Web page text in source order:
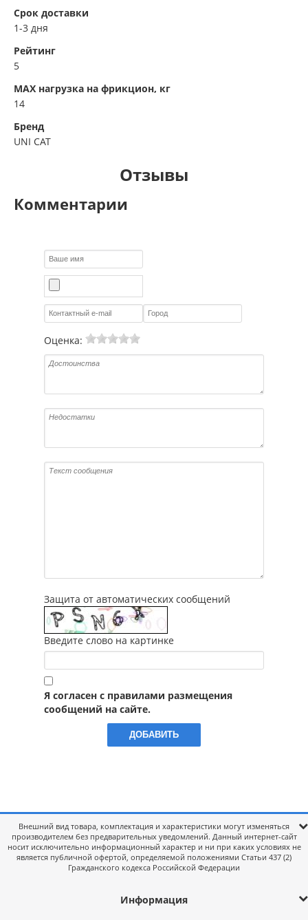
Срок доставки
1-3 дня
Рейтинг
5
MAX нагрузка на фрикцион, кг
14
Бренд
UNI CAT
Отзывы
Комментарии
Оценка:
Защита от автоматических сообщений
Введите слово на картинке
Я согласен с правилами размещения
сообщений на сайте.
Внешний вид товара, комплектация и характеристики могут изменяться
производителем без предварительных уведомлений. Данный интернет-сайт
носит исключительно информационный характер и ни при каких условиях не
является публичной офертой, определяемой положениями Статьи 437 (2)
Гражданского кодекса Российской Федерации
Информация